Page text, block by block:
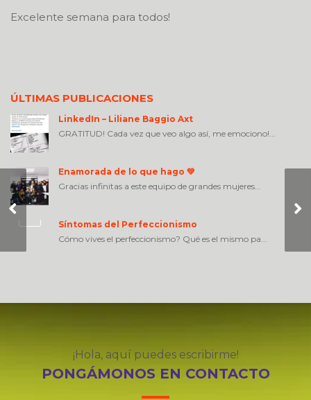
Excelente semana para todos!
ÚLTIMAS PUBLICACIONES
LinkedIn – Liliane Baggio Axt
GRATITUD! Cada vez que veo algo así, me emociono!...
Enamorada de lo que hago 💚
Gracias infinitas a este equipo de grandes mujeres...
Síntomas del Perfeccionismo
Cómo vives el perfeccionismo? Qué es el mismo pa...
ZOOM brindis con
¡Hola, aquí puedes escribirme!
PONGÁMONOS EN CONTACTO